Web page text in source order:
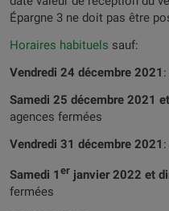
Épargne 3 ne doit pas être
Horaires habituels sauf:
Vendredi 24 décembre 2021
Samedi 25 décembre 2021
agences fermées
Vendredi 31 décembre 2021
Samedi 1 er janvier 2022 et
fermées